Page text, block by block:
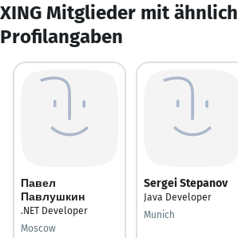
XING Mitglieder mit
Profilangaben
Павел
Павлушкин
.NET Developer
Moscow
Sergei Stepanov
Java Developer
Munich